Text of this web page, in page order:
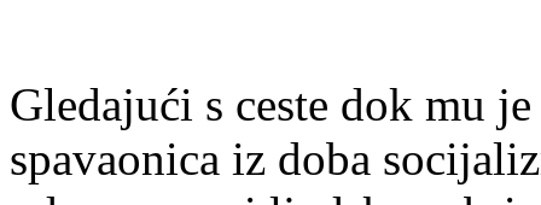
Gledajući s ceste dok mu
spavaonica iz doba